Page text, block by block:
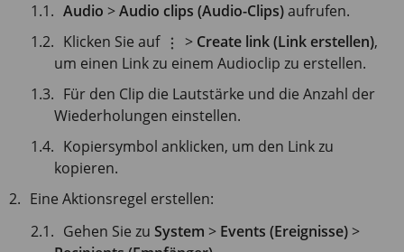
Audio >Audio clips (Audio-Clips)aufrufen.
Klicken Sie auf
> Create link (Link erstellen),
um einen Link zu einem Audioclip zu erstellen.
Für den Clip die Lautstärke und die Anzahl der
Wiederholungen einstellen.
Kopiersymbol anklicken, um den Link zu
kopieren.
Eine Aktionsregel erstellen:
Gehen Sie zuSystem > Events (Ereignisse)>